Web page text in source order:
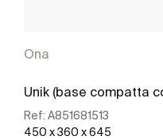
Ona
Unik (base compatta
Ref: A851681513
450 x 360 x 645